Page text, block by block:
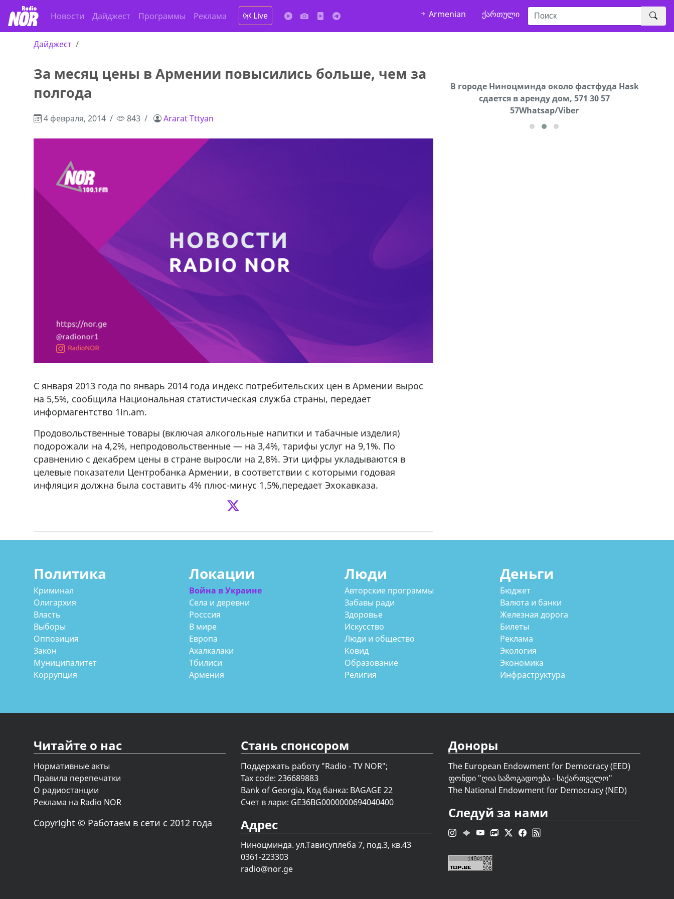
Новости Дайджест Программы Реклама Live Armenian ქართული
Дайджест
За месяц цены в Армении повысились больше, чем за
полгода
4 февраля, 2014 843 Ararat Tttyan
С января 2013 года по январь 2014 года индекс потребительских цен в Армении вырос
на 5,5%, сообщила Национальная статистическая служба страны, передает
информагентство 1in.am.
Продовольственные товары (включая алкогольные напитки и табачные изделия)
подорожали на 4,2%, непродовольственные — на 3,4%, тарифы услуг на 9,1%. По
сравнению с декабрем цены в стране выросли на 2,8%. Эти цифры укладываются в
целевые показатели Центробанка Армении, в соответствии с которыми годовая
инфляция должна была составить 4% плюс-минус 1,5%,передает Эхокавказа.
В городе Ниноцминда около фастфуда Hask
cдается в аренду дом, 571 30 57
57Whatsap/Viber
Продается машина марки Prado,571 30 57
57Whatsap/Viber
Политика
Криминал
Олигархия
Власть
Выборы
Оппозиция
Закон
Муниципалитет
Коррупция
Локации
Война в Украине
Села и деревни
Росссия
В мире
Европа
Ахалкалаки
Тбилиси
Армения
Люди
Авторские программы
Забавы ради
Здоровье
Искусство
Люди и общество
Ковид
Образование
Религия
Деньги
Бюджет
Валюта и банки
Железная дорога
Билеты
Реклама
Экология
Экономика
Инфраструктура
Читайте о нас
Нормативные акты
Правила перепечатки
О радиостанции
Реклама на Radio NOR
Copyright © Работаем в сети с 2012 года
Стань спонсором
Поддержать работу "Radio - TV NOR";
Tax code: 236689883
Bank of Georgia, Код банка: BAGAGE 22
Счет в лари: GE36BG0000000694040400
Адрес
Ниноцминда. ул.Тависуплеба 7, под.3, кв.43
0361-223303
radio@nor.ge
Доноры
The European Endowment for Democracy (EED)
ფონდი "ღია საზოგადოება - საქართველო"
The National Endowment for Democracy (NED)
Следуй за нами